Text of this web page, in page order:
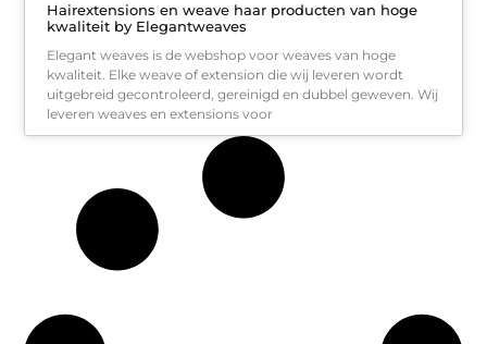
Hairextensions en weave haar producten van hoge
kwaliteit by Elegantweaves
Elegant weaves is de webshop voor weaves van hoge
kwaliteit. Elke weave of extension die wij leveren wordt
uitgebreid gecontroleerd, gereinigd en dubbel geweven. Wij
leveren weaves en extensions voor